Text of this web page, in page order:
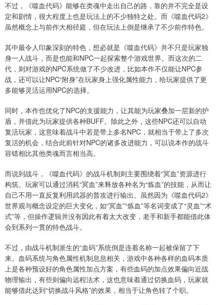
不过，《噬血代码》能够在类魂中走出自己的路，靠的并不完全是设
定和剧情，很大程度上也是玩法上的不少独特之处。而《噬血代码2》
虽然概念上与前作大相径庭，但在玩法上倒是继承了不少前作特色。
其中最令人印象深刻的特色，想必就是《噬血代码》并不只是玩家独
身一人战斗，而是也能和NPC一起探索整个游戏世界。而这次的二
代，则对游戏的NPC系统做了不少改进，比如本作不仅能让NPC参
战，还可以让NPC“附身”在玩家身上强化属性能力，给玩家提供了更
多能够灵活运用NPC的选择。
同时，本作也优化了NPC的支援能力，让其能为玩家叠加一层新的护
盾，并借此为玩家提供各种BUFF。除此之外，这些NPC还可以自动
复活玩家，这意味着战斗中若是带上多名NPC，就相当于带上了多次
复活的机会，结合此前针对NPC的诸多改进能力，可以说本作的战斗
容错相比其他类魂而言相当高。
而说到战斗，《噬血代码》的战斗机制则主要围绕着“冥血”资源进行
构筑。玩家可以通过消耗“冥血”来释放各种名为“炼血”的技能，从而让
自己不用一直反复利用武器的普攻进行输出。虽然因为《噬血代码2》
世界观与概念设定的巨大变化，如“冥血”“炼血”等名词变成了“灵血”“术
式”等，但操作逻辑并没有因此有着太大改变，老手和新手都能借此体
会到系列一贯的特色战斗。
不过，由战斗机制派生的“血码”系统倒是连着名称一起被保留了下
来。血码系统与角色属性机制息息相关，游戏中各种各样的血码本质
上是各种预设好的角色属性加点方案，有些血码的加点效果偏向近战
物理输出，有些则偏向远程法术，这也意味着通过切换血码，玩家就
能够借此达到“切换战斗风格”的效果，相当于让角色转了个职。